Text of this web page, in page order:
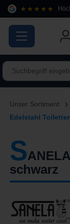
springen
★★★★★
Unser Sortiment
Edelstahl
S
schwarz